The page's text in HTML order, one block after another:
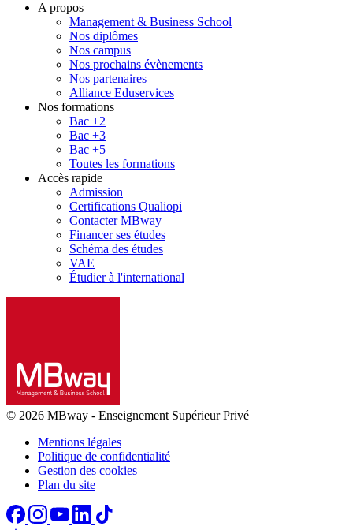
A propos
Management & Business School
Nos diplômes
Nos campus
Nos prochains évènements
Nos partenaires
Alliance Eduservices
Nos formations
Bac +2
Bac +3
Bac +5
Toutes les formations
Accès rapide
Admission
Certifications Qualiopi
Contacter MBway
Financer ses études
Schéma des études
VAE
Étudier à l'international
© 2026 MBway - Enseignement Supérieur Privé
Mentions légales
Politique de confidentialité
Gestion des cookies
Plan du site